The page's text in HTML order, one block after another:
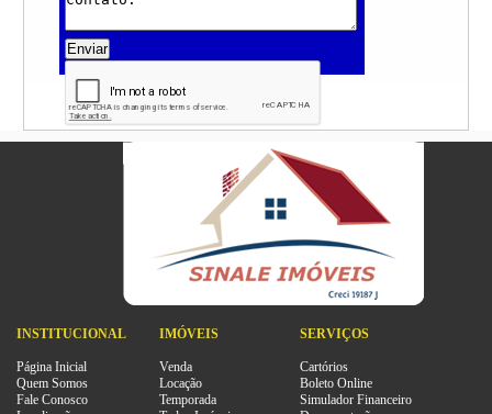
Enviar
INSTITUCIONAL
Página Inicial
Quem Somos
Fale Conosco
IMÓVEIS
Venda
Locação
Temporada
SERVIÇOS
Cartórios
Boleto Online
Simulador Financeiro